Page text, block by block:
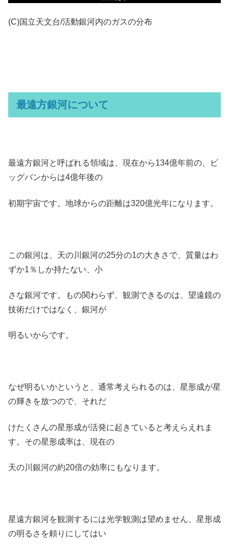
(C)国立天文台/活動銀河内のガスの分布
最遠方銀河について
最遠方銀河と呼ばれる領域は、現在から134億年前の、ビ
ッグバンからは4億年後の
初期宇宙です。地球からの距離は320億光年になります。
この銀河は、天の川銀河の25分の1の大きさで、質量はわ
ずか1％しか持たない、小
さな銀河です。もの関わらず、観測できるのは、望遠鏡の
技術だけではなく、銀河が
明るいからです。
なぜ明るいかというと、通常考えられるのは、星形成が星
の輝きを放つので、それだ
けたくさんの星形成が活発に起きていると考えらえれま
す。その星形成率は、現在の
天の川銀河の約20倍の効率にもなります。
星遠方銀河を観測するには光学観測は望めません、星形成
の明るさを頼りにしてはい